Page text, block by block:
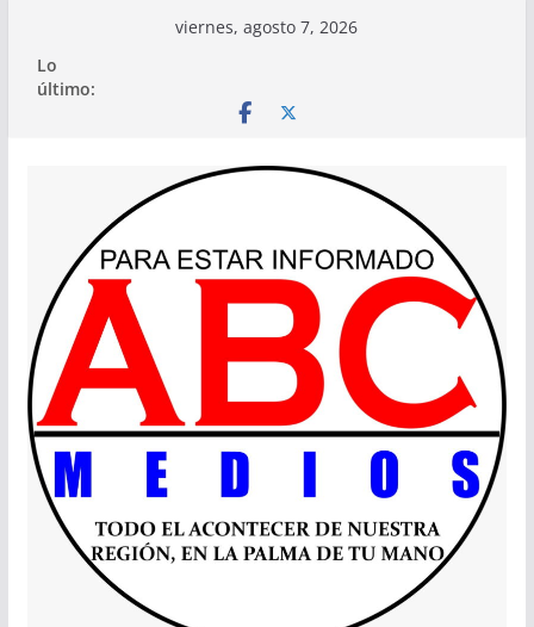
contenido
viernes, agosto 7, 2026
Lo
último: